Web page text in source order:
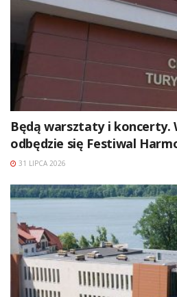
Będą warsztaty i koncerty.
odbędzie się Festiwal
31 LIPCA 2026